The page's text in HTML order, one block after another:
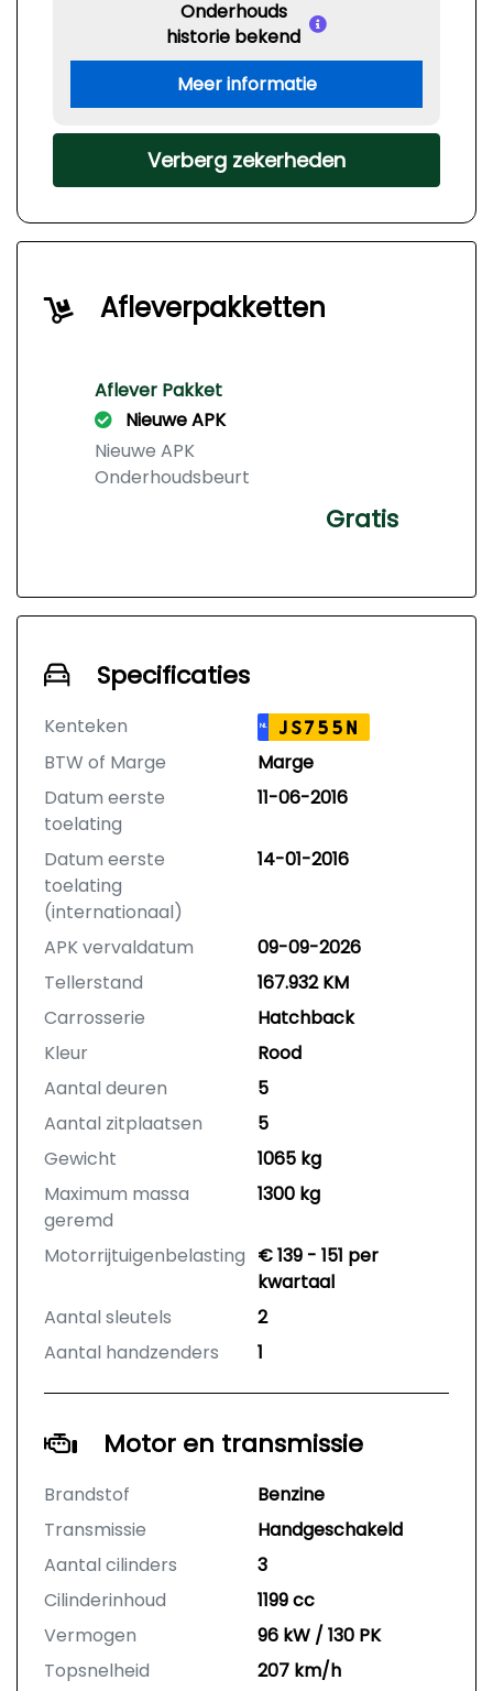
Onderhouds
historie bekend
Meer informatie
Verberg zekerheden
Afleverpakketten
Aflever Pakket
Nieuwe APK
Nieuwe APK
Onderhoudsbeurt
Gratis
Specificaties
Kenteken NL JS755N
BTW of Marge
Marge
Datum eerste
toelating
11-06-2016
Datum eerste
toelating
(internationaal)
14-01-2016
APK vervaldatum
09-09-2026
Tellerstand
167.932 KM
Carrosserie
Hatchback
Kleur
Rood
Aantal deuren
5
Aantal zitplaatsen
5
Gewicht
1065 kg
Maximum massa
geremd
1300 kg
Motorrijtuigenbelasting € 139 - 151 per
kwartaal
Aantal sleutels
2
Aantal handzenders
1
Motor en transmissie
Brandstof
Benzine
Transmissie
Handgeschakeld
Aantal cilinders
3
Cilinderinhoud
1199 cc
Vermogen
96 kW / 130 PK
Topsnelheid
207 km/h